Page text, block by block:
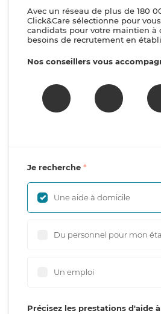
Avec un réseau de plus de 180
Click&Care sélectionne pour
candidats pour votre maintien à
besoins de recrutement en
Nos conseillers vous
Je recherche
Une aide à domicile
Du personnel pour mon
Un emploi
Précisez les prestations d'aide